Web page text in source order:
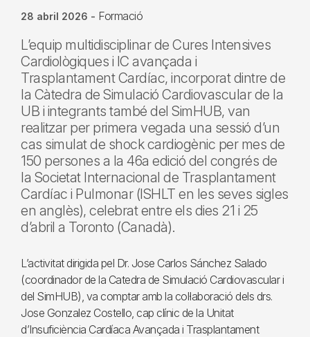
28 abril 2026 - Formació
L’equip multidisciplinar de Cures Intensives
Cardiològiques i IC avançada i
Trasplantament Cardíac, incorporat dintre de
la Càtedra de Simulació Cardiovascular de la
UB i integrants també del SimHUB, van
realitzar per primera vegada una sessió d’un
cas simulat de shock cardiogènic per mes de
150 persones a la 46a edició del congrés de
la Societat Internacional de Trasplantament
Cardíac i Pulmonar (ISHLT en les seves sigles
en anglès), celebrat entre els dies 21 i 25
d’abril a Toronto (Canadà).
L’activitat dirigida pel Dr. Jose Carlos Sánchez Salado
(coordinador de la Catedra de Simulació Cardiovascular i
del SimHUB), va comptar amb la col·laboració dels drs.
Jose Gonzalez Costello, cap clínic de la Unitat
d’Insuficiència Cardíaca Avançada i Trasplantament